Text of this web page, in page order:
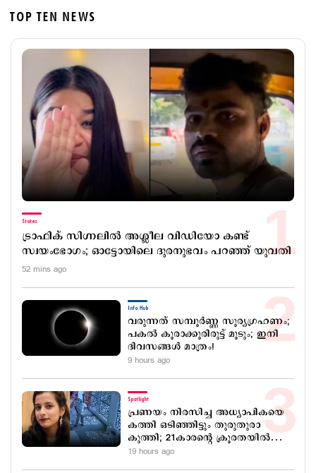
TOP TEN NEWS
States
ട്രാഫിക് സിഗ്നലില്‍ അശ്ലീല വിഡിയോ കണ്ട്
സ്വയംഭോഗം; ഓട്ടോയിലെ ദുരനുഭവം പറഞ്ഞ് യുവതി
52 mins ago
Info Hub
വരുന്നത് സമ്പൂർണ്ണ സൂര്യഗ്രഹണം;
പകല്‍ കൂരാക്കൂരിരുട്ട് മൂടും; ഇനി
ദിവസങ്ങള്‍ മാത്രം!
9 hours ago
Spotlight
പ്രണയം നിരസിച്ച അധ്യാപികയെ
കത്തി ഒടിഞ്ഞിട്ടും തുരുതുരാ
കുത്തി; 21കാരന്റെ ക്രൂരതയിൽ
അനാഥരായി കുഞ്ഞുമക്കൾ
19 hours ago